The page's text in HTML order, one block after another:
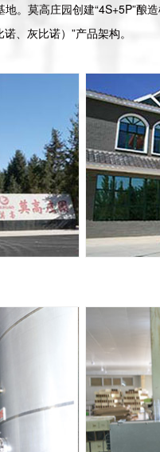
。莫高庄园创建“4S+5P”酿
、灰比诺）”产品架构。